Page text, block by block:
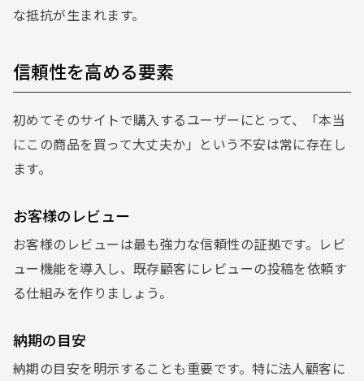
な抵抗が生まれます。
信頼性を高める要素
初めてそのサイトで購入するユーザーにとって、「本当
にこの商品を買って大丈夫か」という不安は常に存在し
ます。
お客様のレビュー
お客様のレビューは最も強力な信頼性の証拠です。レビ
ュー機能を導入し、既存顧客にレビューの投稿を依頼す
る仕組みを作りましょう。
納期の目安
納期の目安を明示することも重要です。特に法人顧客に